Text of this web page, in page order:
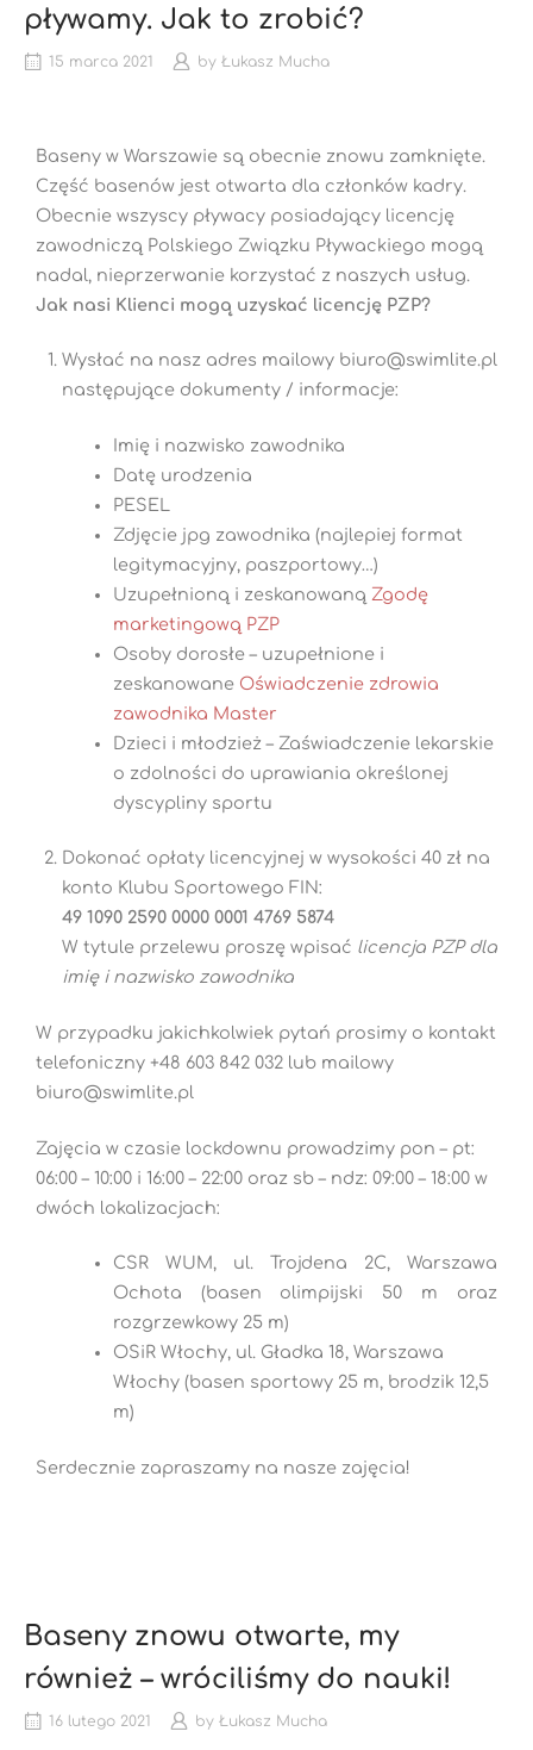
pływamy. Jak to zrobić?
15 marca 2021 by Łukasz Mucha
Baseny w Warszawie są obecnie znowu zamknięte.
Część basenów jest otwarta dla członków kadry.
Obecnie wszyscy pływacy posiadający licencję
zawodniczą Polskiego Związku Pływackiego mogą
nadal, nieprzerwanie korzystać z naszych usług.
Jak nasi Klienci mogą uzyskać licencję PZP?
Wysłać na nasz adres mailowy biuro@swimlite.pl
następujące dokumenty / informacje:
Imię i nazwisko zawodnika
Datę urodzenia
PESEL
Zdjęcie jpg zawodnika (najlepiej format
legitymacyjny, paszportowy…)
Uzupełnioną i zeskanowaną Zgodę
marketingową PZP
Osoby dorosłe – uzupełnione i
zeskanowane Oświadczenie zdrowia
zawodnika Master
Dzieci i młodzież – Zaświadczenie lekarskie
o zdolności do uprawiania określonej
dyscypliny sportu
Dokonać opłaty licencyjnej w wysokości 40 zł na
konto Klubu Sportowego FIN:
49 1090 2590 0000 0001 4769 5874
W tytule przelewu proszę wpisać licencja PZP dla
imię i nazwisko zawodnika
W przypadku jakichkolwiek pytań prosimy o kontakt
telefoniczny +48 603 842 032 lub mailowy
biuro@swimlite.pl
Zajęcia w czasie lockdownu prowadzimy pon – pt:
06:00 – 10:00 i 16:00 – 22:00 oraz sb – ndz: 09:00 – 18:00 w
dwóch lokalizacjach:
CSR WUM, ul. Trojdena 2C, Warszawa
Ochota (basen olimpijski 50 m oraz
rozgrzewkowy 25 m)
OSiR Włochy, ul. Gładka 18, Warszawa
Włochy (basen sportowy 25 m, brodzik 12,5
m)
Serdecznie zapraszamy na nasze zajęcia!
Baseny znowu otwarte, my
również – wróciliśmy do nauki!
16 lutego 2021 by Łukasz Mucha